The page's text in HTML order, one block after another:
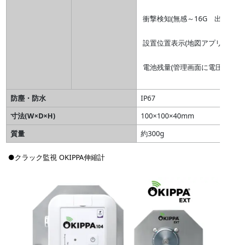
衝撃検知(無感～16G 出
設置位置表示(地図アプリ
電池残量(管理画面に電圧
防塵・防水
IP67
寸法(W×D×H)
100×100×40mm
質量
約300g
●クラック監視 OKIPPA伸縮計